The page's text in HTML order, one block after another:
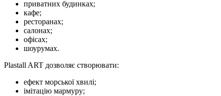
приватних будинках;
кафе;
ресторанах;
салонах;
офісах;
шоурумах.
Plastall ART дозволяє створювати:
ефект морської хвилі;
імітацію мармуру;